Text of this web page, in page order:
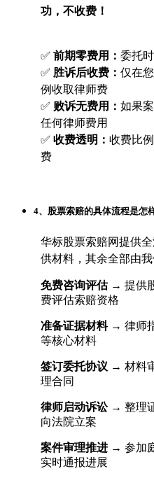
功，不收费！
✅ 前期零费用： 委托
✅ 胜诉后收费： 仅在
例收取律师费
✅ 败诉无费用： 如果
任何律师费用
✅ 收费透明： 收费比
费
4、股票索赔的具体流程是怎
华标股票索赔网提供
供材料，其余全部由我
免费咨询评估→ 提供
费评估索赔资格
准备证据材料 → 律师
等核心材料
签订委托协议 → 材料
理合同
律师启动诉讼→ 整理证
向法院立案
案件审理推进 → 参加
实时通报进展